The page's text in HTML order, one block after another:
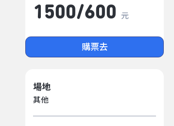
1500/​600 元
購票去
場地
其他